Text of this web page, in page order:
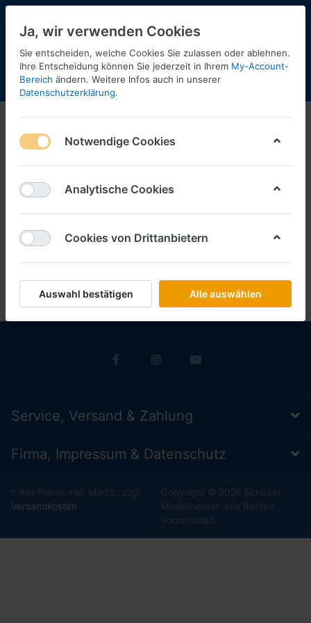
Menü Anmelden Shopaktualisierung
Trailer
40ft./45ft. Trailer
Seitenlader
Service, Versand & Zahlung
Firma, Impressum & Datenschutz
* Alle Preise inkl. MwSt., zzgl.
Versandkosten
Copyright © 2026 Schlüter
Modellcenter. Alle Rechte
vorbehalten.
Ja, wir verwenden Cookies
Sie entscheiden, welche Cookies Sie zulassen oder ablehnen.
Ihre Entscheidung können Sie jederzeit in Ihrem My-Account-
Bereich ändern. Weitere Infos auch in unserer
Datenschutzerklärung.
Notwendige Cookies
Analytische Cookies
Cookies von Drittanbietern
Auswahl bestätigen Alle auswählen